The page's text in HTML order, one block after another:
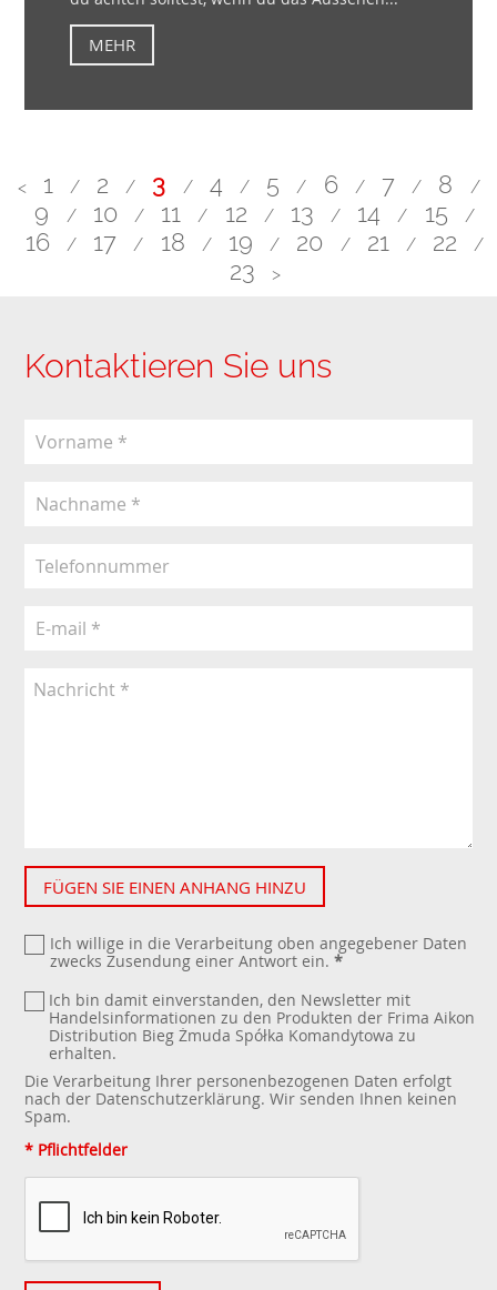
MEHR
< 1 / 2 / 3 / 4 / 5 / 6 / 7 / 8 /
9 / 10 / 11 / 12 / 13 / 14 / 15 /
16 / 17 / 18 / 19 / 20 / 21 / 22 /
23 >
Kontaktieren Sie uns
FÜGEN SIE EINEN ANHANG HINZU
Ich willige in die Verarbeitung oben angegebener Daten
zwecks Zusendung einer Antwort ein. *
Ich bin damit einverstanden, den Newsletter mit
Handelsinformationen zu den Produkten der Frima Aikon
Distribution Bieg Żmuda Spółka Komandytowa zu
erhalten.
Die Verarbeitung Ihrer personenbezogenen Daten erfolgt
nach der Datenschutzerklärung. Wir senden Ihnen keinen
Spam.
* Pflichtfelder